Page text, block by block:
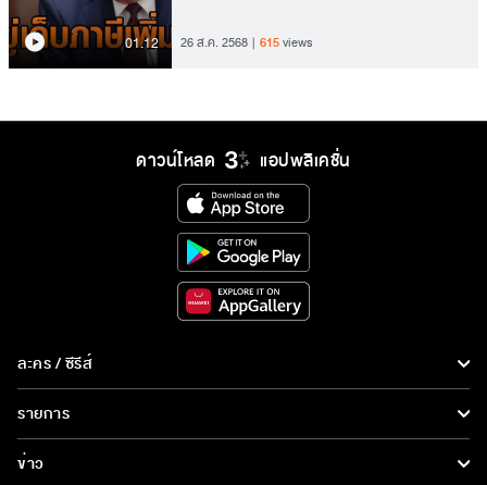
01.12 26 ส.ค. 2568 615views
ดาวน์โหลด แอปพลิเคชั่น
ละคร / ซีรีส์
ซีรีส์นานาชาติ
รายการ
ข่าว